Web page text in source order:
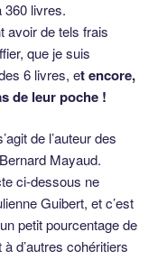
Saint Lambert du
saint Pierre de
leurs noms privés
Jehan Noblet prêtre
à sire
et Julienne sa
nommés dedans le
à la peine de 7
auxdits Brillet et sa
néanmoins